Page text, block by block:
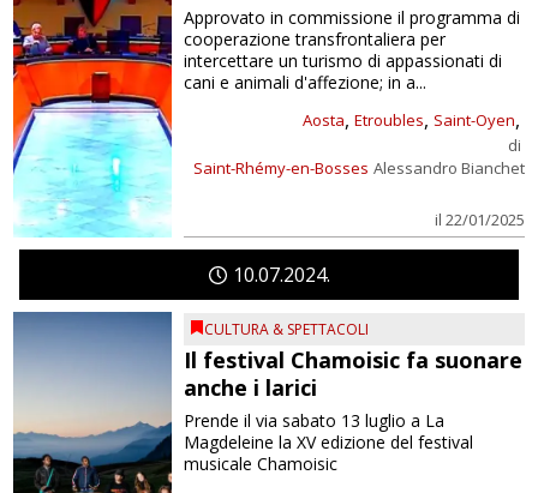
Aosta, Etroubles, Saint-Oyen,
Saint-Rhémy-en-Bosses
di
Alessandro Bianchet
il 22/01/2025
Approvato in commissione il programma di
cooperazione transfrontaliera per
intercettare un turismo di appassionati di
cani e animali d'affezione; in a...
1007 2024
CULTURA & SPETTACOLI
Il festival Chamoisic fa suonare
anche i larici
Prende il via sabato 13 luglio a La
Magdeleine la XV edizione del festival
musicale Chamoisic